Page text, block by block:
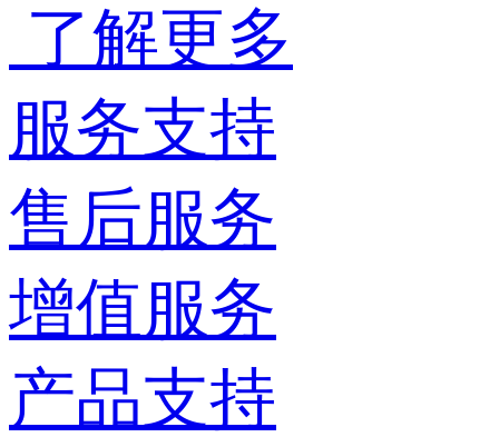
了解更多
服务支持
售后服务
增值服务
产品支持